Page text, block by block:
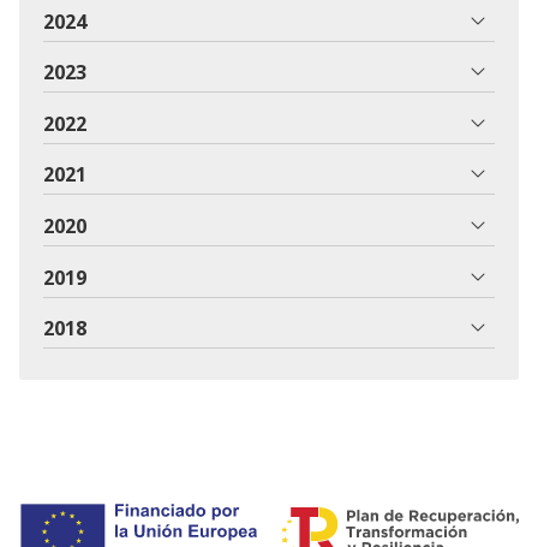
2024
2023
2022
2021
2020
2019
2018